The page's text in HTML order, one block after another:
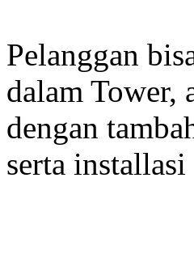
Pelanggan
dalam Tower,
dengan
serta installasi